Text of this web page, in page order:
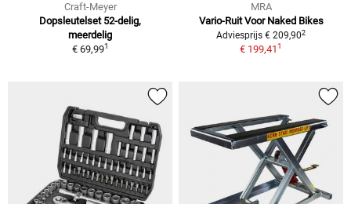
Craft-Meyer
Dopsleutelset 52-delig,
meerdelig
€ 69,991
MRA
Vario-Ruit Voor Naked Bikes
Adviesprijs € 209,902
€ 199,411